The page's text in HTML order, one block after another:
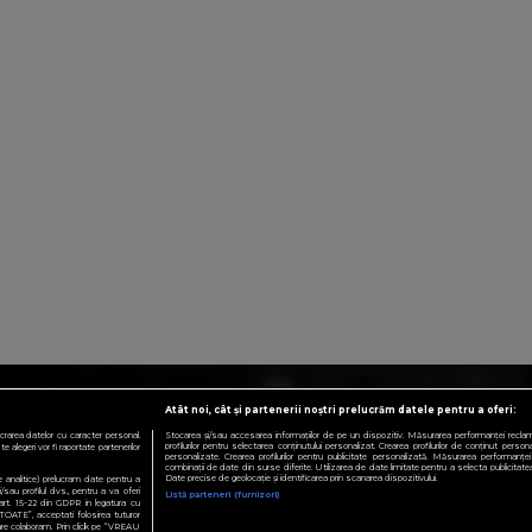
datelor cu caracter personal.
alegeri vor fi raportate partenerilor
prelucram date pentru a
profilul dvs., pentru a va oferi
15-22 din GDPR in legatura cu
TOATE”, acceptati folosirea tuturor
colaboram. Prin click pe “VREAU
Atât noi, cât și partenerii noștri prelucrăm datele pentru a oferi:
Stocarea și/sau accesarea informațiilor de pe un dispozitiv. Măsurarea performanței
profilurilor pentru selectarea conținutului personalizat. Crearea profilurilor de conținut
personalizate. Crearea profilurilor pentru publicitate personalizată. Măsurarea
combinații de date din surse diferite. Utilizarea de date limitate pentru a selecta
Date precise de geolocație și identificarea prin scanarea dispozitivului.
Listă parteneri (furnizori)